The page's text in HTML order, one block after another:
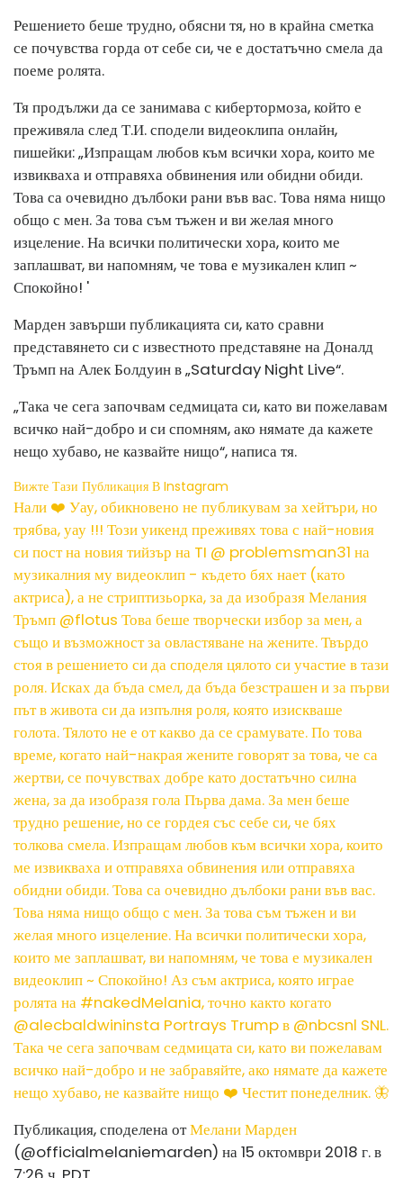
Решението беше трудно, обясни тя, но в крайна сметка
се почувства горда от себе си, че е достатъчно смела да
поеме ролята.
Тя продължи да се занимава с кибертормоза, който е
преживяла след Т.И. сподели видеоклипа онлайн,
пишейки: „Изпращам любов към всички хора, които ме
извикваха и отправяха обвинения или обидни обиди.
Това са очевидно дълбоки рани във вас. Това няма нищо
общо с мен. За това съм тъжен и ви желая много
изцеление. На всички политически хора, които ме
заплашват, ви напомням, че това е музикален клип ~
Спокойно! '
Марден завърши публикацията си, като сравни
представянето си с известното представяне на Доналд
Тръмп на Алек Болдуин в „Saturday Night Live“.
„Така че сега започвам седмицата си, като ви пожелавам
всичко най-добро и си спомням, ако нямате да кажете
нещо хубаво, не казвайте нищо“, написа тя.
Вижте Тази Публикация В Instagram
Нали ❤️ Уау, обикновено не публикувам за хейтъри, но
трябва, уау !!! Този уикенд преживях това с най-новия
си пост на новия тийзър на TI @ problemsman31 на
музикалния му видеоклип - където бях нает (като
актриса), а не стриптизьорка, за да изобразя Мелания
Тръмп @flotus Това беше творчески избор за мен, а
също и възможност за овластяване на жените. Твърдо
стоя в решението си да споделя цялото си участие в тази
роля. Исках да бъда смел, да бъда безстрашен и за първи
път в живота си да изпълня роля, която изискваше
голота. Тялото не е от какво да се срамувате. По това
време, когато най-накрая жените говорят за това, че са
жертви, се почувствах добре като достатъчно силна
жена, за да изобразя гола Първа дама. За мен беше
трудно решение, но се гордея със себе си, че бях
толкова смела. Изпращам любов към всички хора, които
ме извикваха и отправяха обвинения или отправяха
обидни обиди. Това са очевидно дълбоки рани във вас.
Това няма нищо общо с мен. За това съм тъжен и ви
желая много изцеление. На всички политически хора,
които ме заплашват, ви напомням, че това е музикален
видеоклип ~ Спокойно! Аз съм актриса, която играе
ролята на #nakedMelania, точно както когато
@alecbaldwininsta Portrays Trump в @nbcsnl SNL.
Така че сега започвам седмицата си, като ви пожелавам
всичко най-добро и не забравяйте, ако нямате да кажете
нещо хубаво, не казвайте нищо ❤️ Честит понеделник. 🦋
Публикация, споделена отМелани Марден
(@officialmelaniemarden) на 15 октомври 2018 г. в